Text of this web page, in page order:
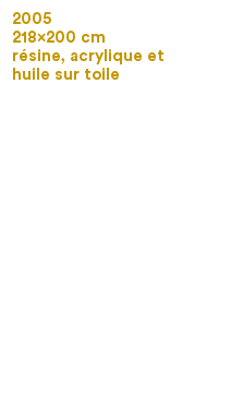
2005
218×200 cm
résine, acrylique et
huile sur toile